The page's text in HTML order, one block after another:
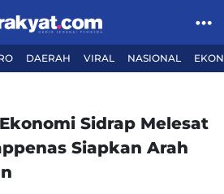
DAERAH VIRAL NASIONAL
Sidrap Melesat
Siapkan Arah